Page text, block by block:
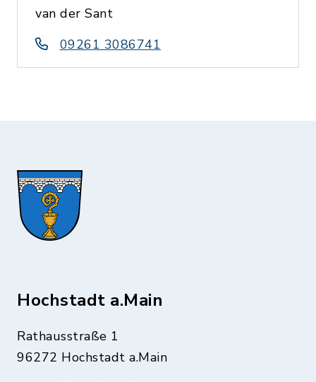
van der Sant
09261 3086741
Hochstadt a.Main
Rathausstraße 1
96272 Hochstadt a.Main